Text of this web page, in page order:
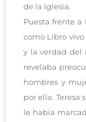
de la Iglesia.
Puesta frente a
como Libro
y la verdad del
revelaba
hombres y
por ella. Teresa
le había